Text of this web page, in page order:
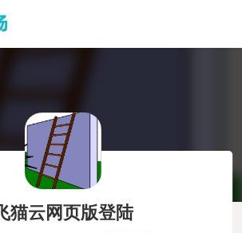
飞猫云网页版登陆